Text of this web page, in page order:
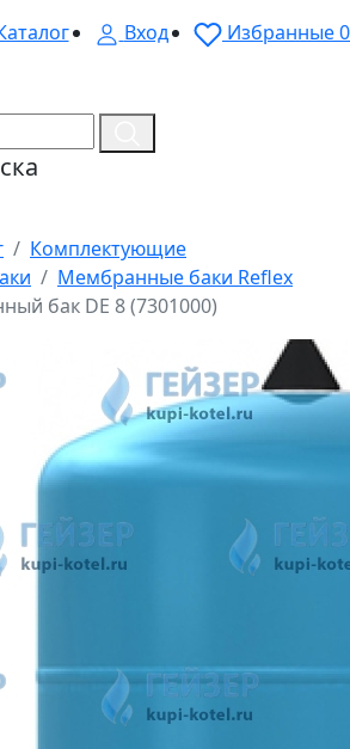
Вход Избранные0
Комплектующие
Мембранные баки Reflex
бак DE 8 (7301000)